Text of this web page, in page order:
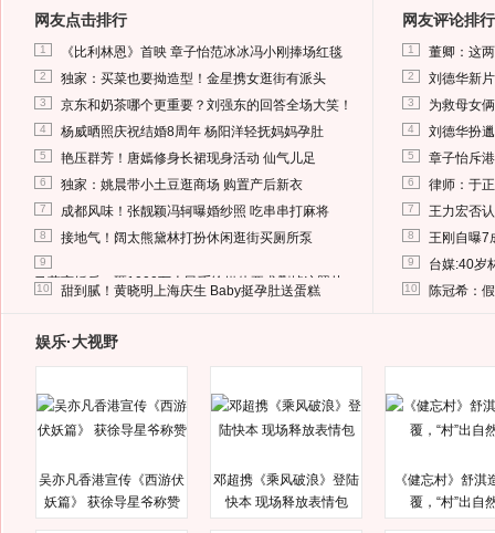
网友点击排行
1 《比利林恩》首映 章子怡范冰冰冯小刚捧场红毯
2 独家：买菜也要拗造型！金星携女逛街有派头
3 京东和奶茶哪个更重要？刘强东的回答全场大笑！
4 杨威晒照庆祝结婚8周年 杨阳洋轻抚妈妈孕肚
5 艳压群芳！唐嫣修身长裙现身活动 仙气儿足
6 独家：姚晨带小土豆逛商场 购置产后新衣
7 成都风味！张靓颖冯轲曝婚纱照 吃串串打麻将
8 接地气！阔太熊黛林打扮休闲逛街买厕所泵
9
马蓉离婚后，砸1000万人民币给媒体要求删掉这照片
10 甜到腻！黄晓明上海庆生 Baby挺孕肚送蛋糕
网友评论排行
1 董卿：这
2 刘德华新
3 为救母女
4 刘德华扮
5 章子怡斥
6 律师：于
7 王力宏否
8 王刚自曝7
9 台媒:40岁
10 陈冠希：
娱乐·大视野
吴亦凡香港宣传《西游伏
妖篇》 获徐导星爷称赞
邓超携《乘风破浪》登陆
快本 现场释放表情包
《健忘村》舒淇
覆，“村”出自